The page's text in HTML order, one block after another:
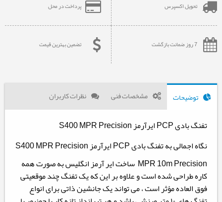
تحویل اکسپرس پرداخت در محل
7 روز ضمانت بازگشت تضمین بهترین قیمت
توضیحات مشخصات فنی نظرات کاربران
تفنگ بادی PCP ایرآرمز S400 MPR Precision
نگاه اجمالی به تفنگ بادی PCP ایرآرمز S400 MPR Precision
MPR 10m Precision ساخت ایر آرمز انگلیس به صورت همه
کاره طراحی شده است و علاوه بر این که یک تفنگ چند موقعیتی
فوق العاده مؤثر است ، می تواند یک جانشین ذاتی برای انواع